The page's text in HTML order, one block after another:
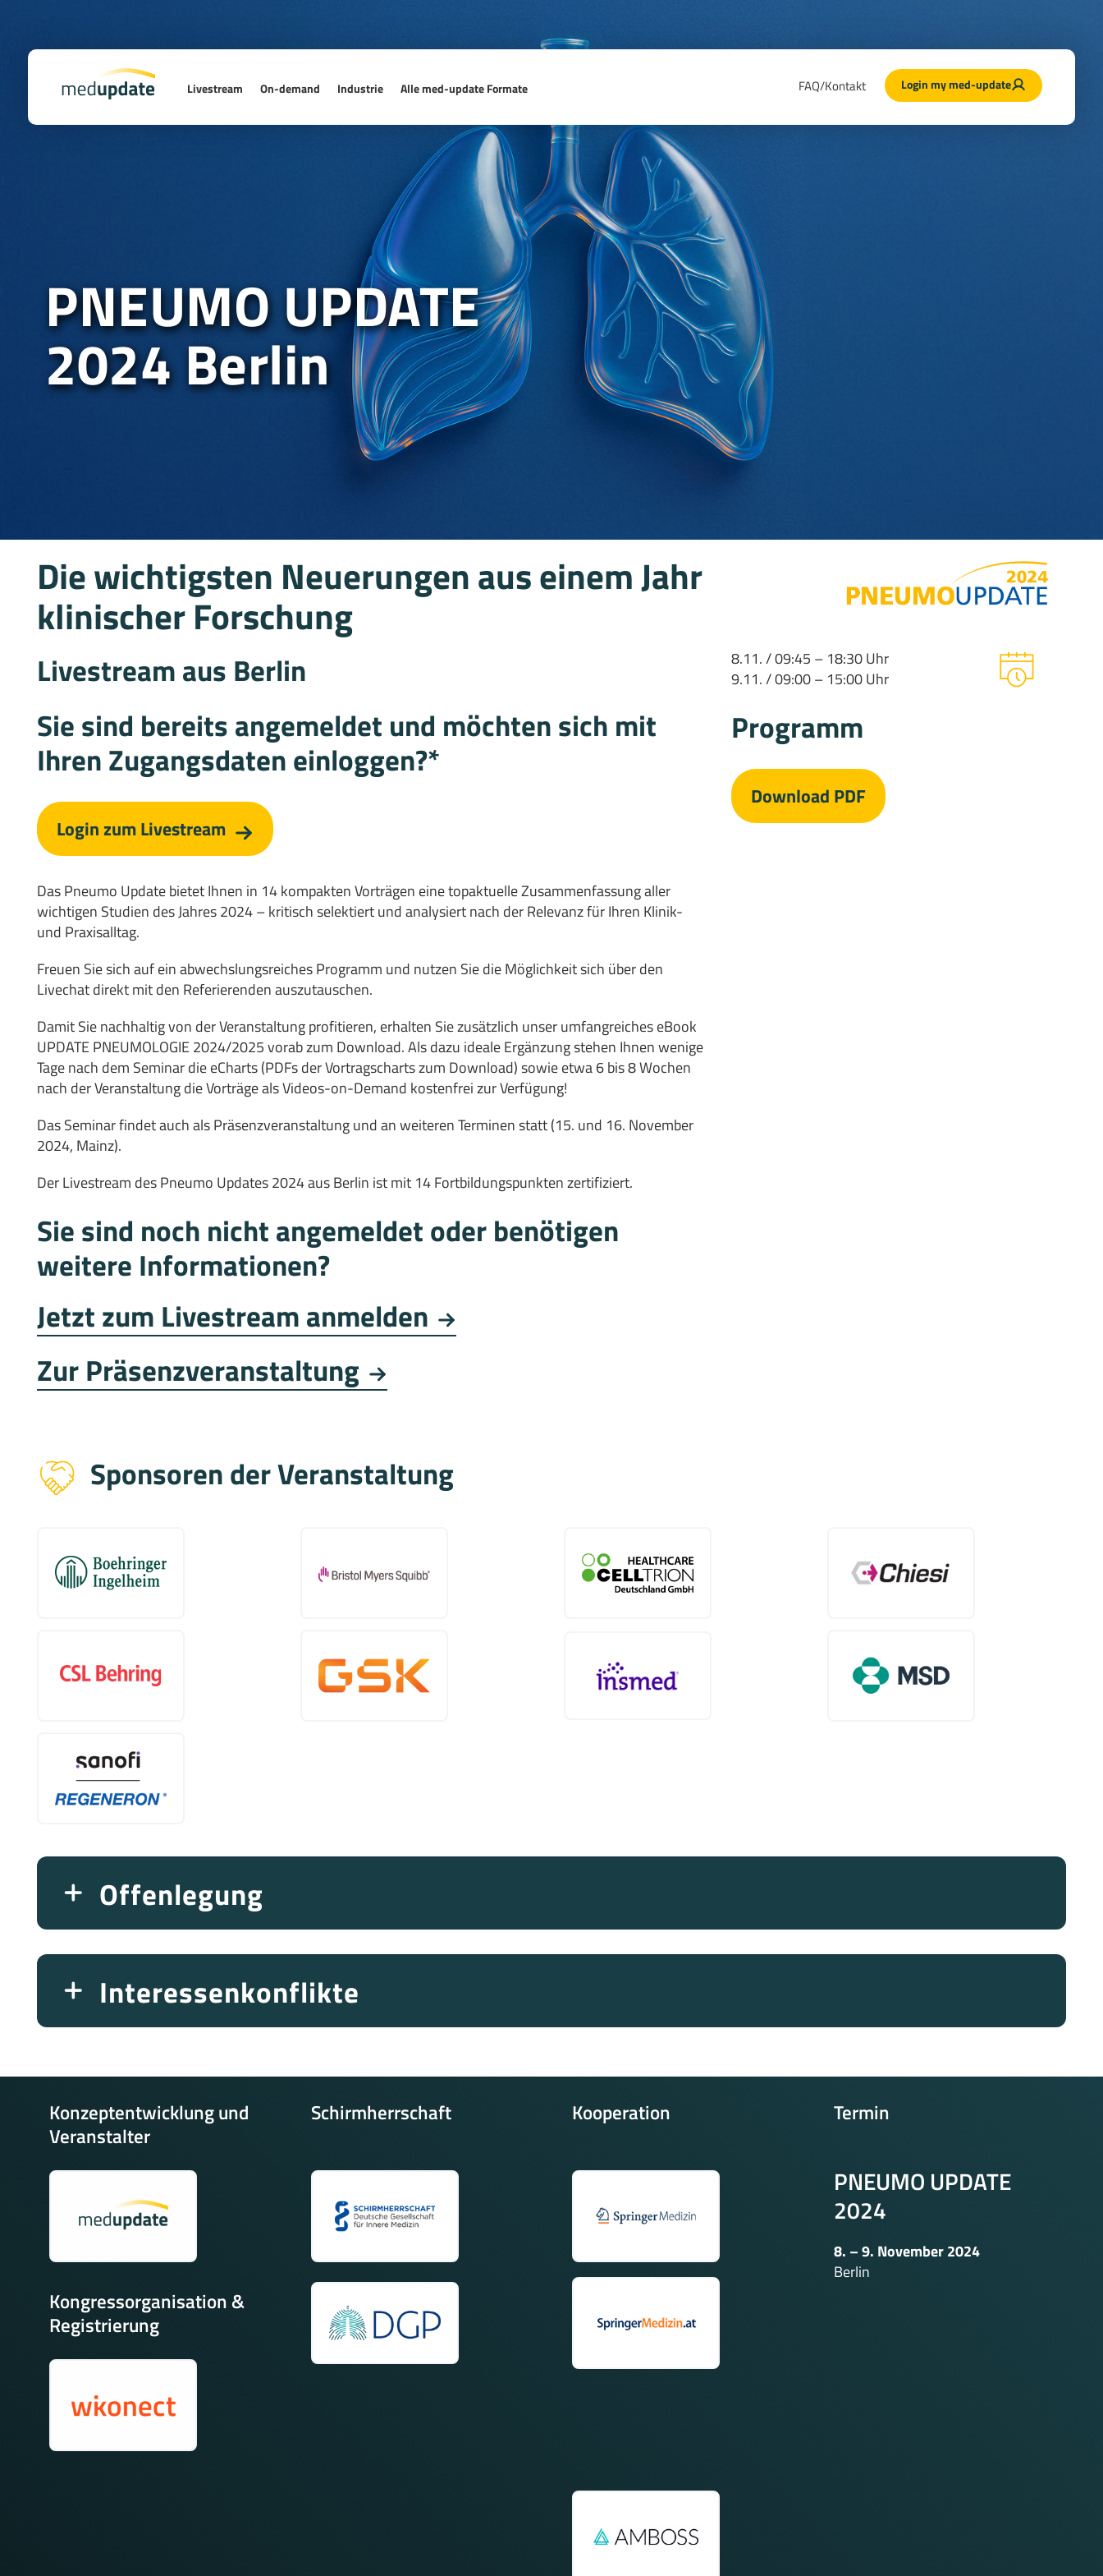
Livestream On-demand Industrie Alle med-update Formate FAQ/Kontakt Login my med-update
PNEUMO UPDATE
2024 Berlin
Die wichtigsten Neuerungen aus einem Jahr
klinischer Forschung
Livestream aus Berlin
Sie sind bereits angemeldet und möchten sich mit
Ihren Zugangsdaten einloggen?*
Login zum Livestream
Das Pneumo Update bietet Ihnen in 14 kompakten Vorträgen eine topaktuelle Zusammenfassung aller
wichtigen Studien des Jahres 2024 – kritisch selektiert und analysiert nach der Relevanz für Ihren Klinik-
und Praxisalltag.
Freuen Sie sich auf ein abwechslungsreiches Programm und nutzen Sie die Möglichkeit sich über den
Livechat direkt mit den Referierenden auszutauschen.
Damit Sie nachhaltig von der Veranstaltung profitieren, erhalten Sie zusätzlich unser umfangreiches eBook
UPDATE PNEUMOLOGIE 2024/2025 vorab zum Download. Als dazu ideale Ergänzung stehen Ihnen wenige
Tage nach dem Seminar die eCharts (PDFs der Vortragscharts zum Download) sowie etwa 6 bis 8 Wochen
nach der Veranstaltung die Vorträge als Videos-on-Demand kostenfrei zur Verfügung!
Das Seminar findet auch als Präsenzveranstaltung und an weiteren Terminen statt (15. und 16. November
2024, Mainz).
Der Livestream des Pneumo Updates 2024 aus Berlin ist mit 14 Fortbildungspunkten zertifiziert.
Sie sind noch nicht angemeldet oder benötigen
weitere Informationen?
Jetzt zum Livestream anmelden
Zur Präsenzveranstaltung
8.11. / 09:45 – 18:30 Uhr
9.11. / 09:00 – 15:00 Uhr
Programm
Download PDF
Sponsoren der Veranstaltung
Offenlegung
Interessenkonflikte
Konzeptentwicklung und
Veranstalter
Kongressorganisation &
Registrierung
Schirmherrschaft Kooperation Termin
PNEUMO UPDATE
2024
8. – 9. November 2024
Berlin